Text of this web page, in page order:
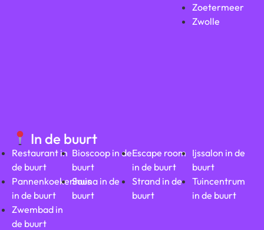
Zoetermeer
Zwolle
In de buurt
Restaurant in
de buurt
Pannenkoekenhuis
in de buurt
Zwembad in
de buurt
Bioscoop in de
buurt
Sauna in de
buurt
Escape room
in de buurt
Strand in de
buurt
Ijssalon in de
buurt
Tuincentrum
in de buurt